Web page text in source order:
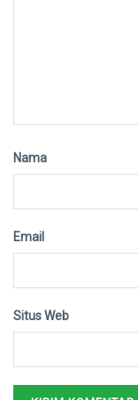
Nama
Email
Situs Web